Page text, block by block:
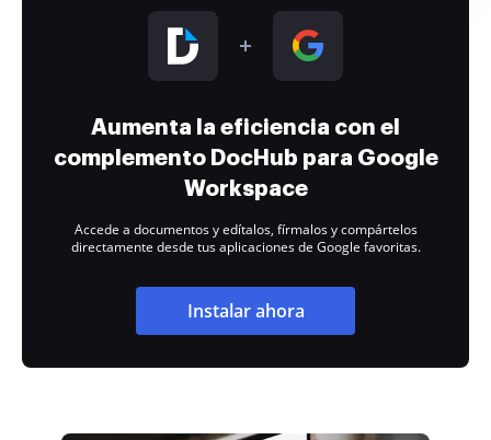
Aumenta la eficiencia con el
complemento DocHub para Google
Workspace
Accede a documentos y edítalos, fírmalos y compártelos
directamente desde tus aplicaciones de Google favoritas.
Instalar ahora